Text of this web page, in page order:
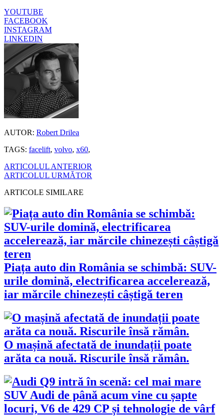
YOUTUBE
FACEBOOK
INSTAGRAM
LINKEDIN
AUTOR: Robert Drilea
TAGS: facelift, volvo, x60,
ARTICOLUL ANTERIOR
ARTICOLUL URMĂTOR
ARTICOLE SIMILARE
Piața auto din România se schimbă: SUV-
urile domină, electrificarea accelerează,
iar mărcile chinezești câștigă teren
O mașină afectată de inundații poate
arăta ca nouă. Riscurile însă rămân.